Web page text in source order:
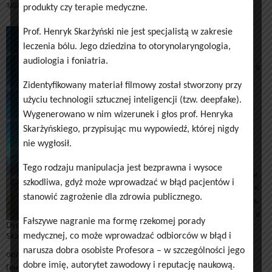
здравоохранения Мацей Милковский.
Dyplom dla prof. Piotra H.
Skarżyńskiego
На протяжении 21 года
«Список ста», является,
польской медицине и
здравоохранении. Это
постоянно
совершенствуется и
действительность, чтобы
еще сильнее побуждать к
действиям и увеличивать
следующем поколении
медиков. Поэтому
организаторы пригласили бесспорного лидера рейтинга, проф.
Генрика Скаржиньского (до прошлого года он появлялся во всех
produkty czy terapie medyczne.
Prof. Henryk Skarżyński nie jest specjalistą w zakresie
leczenia bólu. Jego dziedzina to otorynolaryngologia,
audiologia i foniatria.
Zidentyfikowany materiał filmowy został stworzony przy
użyciu technologii sztucznej inteligencji (tzw. deepfake).
Wygenerowano w nim wizerunek i głos prof. Henryka
Skarżyńskiego, przypisując mu wypowiedź, której nigdy
nie wygłosił.
Tego rodzaju manipulacja jest bezprawna i wysoce
szkodliwa, gdyż może wprowadzać w błąd pacjentów i
stanowić zagrożenie dla zdrowia publicznego.
Fałszywe nagranie ma formę rzekomej porady
medycznej, co może wprowadzać odbiorców w błąd i
narusza dobra osobiste Profesora – w szczególności jego
dobre imię, autorytet zawodowy i reputację naukową.